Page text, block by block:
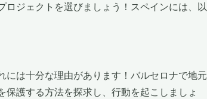
ジェクトを選びましょう！スペインには、以
は十分な理由があります！バルセロナで地元
護する方法を探求し、行動を起こしましょ